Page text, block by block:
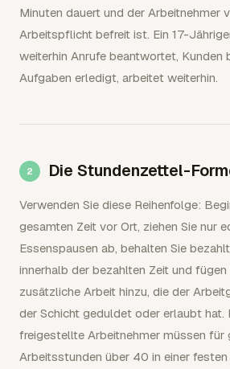
Minuten dauert und der Arbeitnehmer
Arbeitspflicht befreit ist. Ein 17-
weiterhin Anrufe beantwortet, Kunden
Aufgaben erledigt, arbeitet weiterhin.
Die Stundenzettel-
Verwenden Sie diese Reihenfolge:
gesamten Zeit vor Ort, ziehen Sie nur
Essenspausen ab, behalten Sie
innerhalb der bezahlten Zeit und fügen
zusätzliche Arbeit hinzu, die der
der Schicht geduldet oder erlaubt hat.
freigestellte Arbeitnehmer müssen für
Arbeitsstunden über 40 in einer